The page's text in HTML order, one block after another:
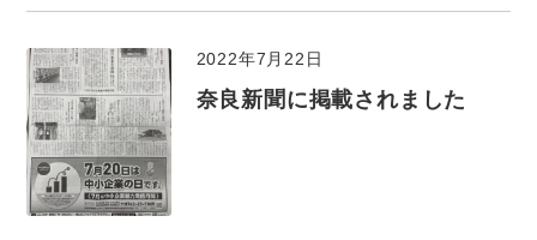
2022年7月22日
奈良新聞に掲載されました